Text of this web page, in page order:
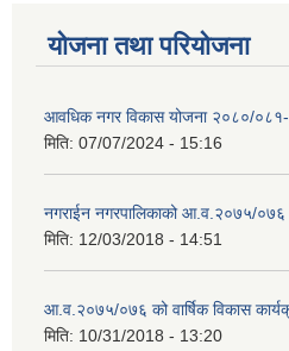
योजना तथा परियोजना
आवधिक नगर विकास योजना २०८०/
मिति: 07/07/2024 - 15:16
नगराईन नगरपालिकाको आ.व.२०७५/०७६
मिति: 12/03/2018 - 14:51
आ.व.२०७५/०७६ को वार्षिक विकास
मिति: 10/31/2018 - 13:20